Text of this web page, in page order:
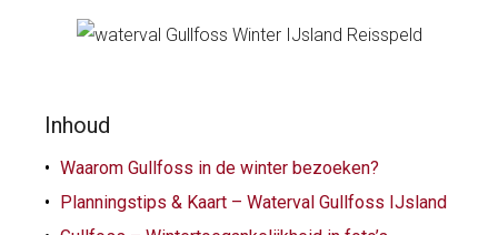
Inhoud
Waarom Gullfoss in de winter bezoeken?
Planningstips & Kaart – Waterval Gullfoss IJsland